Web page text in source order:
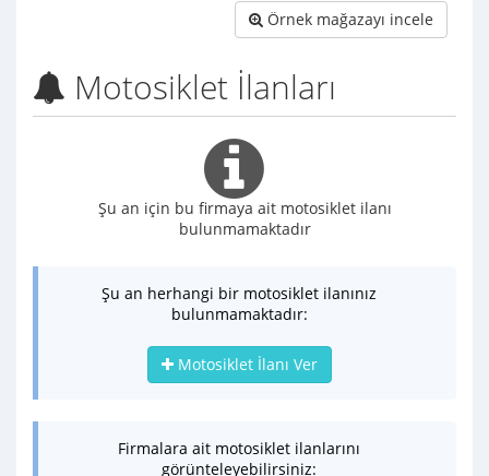
Örnek mağazayı incele
Motosiklet İlanları
Şu an için bu firmaya ait motosiklet ilanı
bulunmamaktadır
Şu an herhangi bir motosiklet ilanınız
bulunmamaktadır:
Motosiklet İlanı Ver
Firmalara ait motosiklet ilanlarını
görünteleyebilirsiniz: